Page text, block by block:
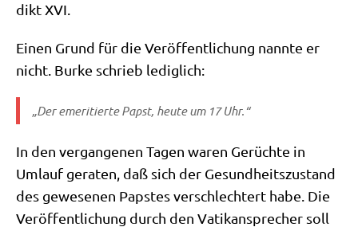
dikt XVI.
Einen Grund für die Ver­öf­fent­li­chung nann­te er
nicht. Bur­ke schrieb lediglich:
„Der eme­ri­tier­te Papst, heu­te um 17 Uhr.“
In den ver­gan­ge­nen Tagen waren Gerüch­te in
Umlauf gera­ten, daß sich der Gesund­heits­zu­stand
des gewe­se­nen Pap­stes ver­schlech­tert habe. Die
Ver­öf­fent­li­chung durch den Vati­kan­spre­cher soll